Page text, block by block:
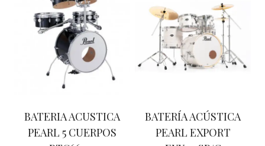
BATERIA ACUSTICA
PEARL 5 CUERPOS
BATERÍA ACÚSTICA
PEARL EXPORT